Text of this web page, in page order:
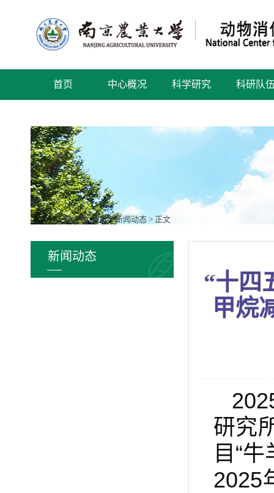
首页 中心概况 科学研究 科研队
当前位置:首页>新闻动态 > 正文
新闻动态
“十四
甲烷
研究
目“
2025